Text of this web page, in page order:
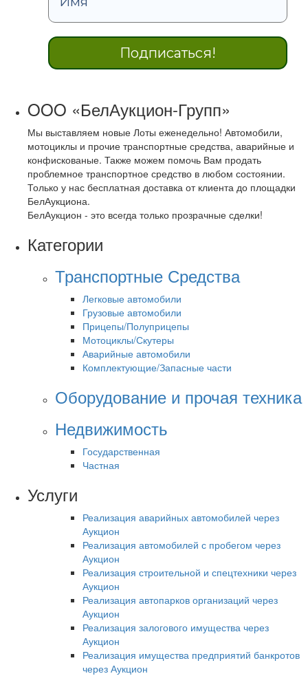
OOO «БелАукцион-Групп»
Мы выставляем новые Лоты еженедельно! Автомобили,
мотоциклы и прочие транспортные средства, аварийные и
конфискованые. Также можем помочь Вам продать
проблемное транспортное средство в любом состоянии.
Только у нас бесплатная доставка от клиента до площадки
БелАукциона.
БелАукцион - это всегда только прозрачные сделки!
Категории
Транспортные Средства
Легковые автомобили
Грузовые автомобили
Прицепы/Полуприцепы
Мотоциклы/Скутеры
Аварийные автомобили
Комплектующие/Запасные части
Оборудование и прочая техника
Недвижимость
Государственная
Частная
Услуги
Реализация аварийных автомобилей через
Аукцион
Реализация автомобилей с пробегом через
Аукцион
Реализация строительной и спецтехники через
Аукцион
Реализация автопарков организаций через
Аукцион
Реализация залогового имущества через
Аукцион
Реализация имущества предприятий банкротов
через Аукцион